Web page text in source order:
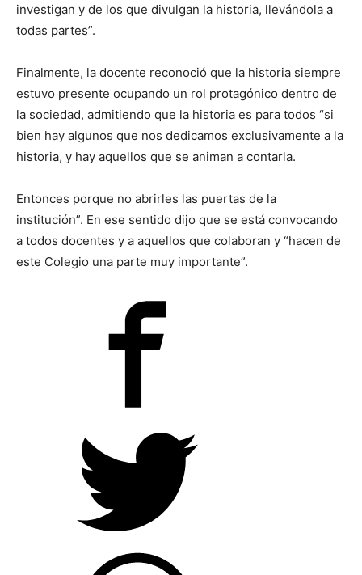
investigan y de los que divulgan la historia, llevándola a
todas partes”.
Finalmente, la docente reconoció que la historia siempre
estuvo presente ocupando un rol protagónico dentro de
la sociedad, admitiendo que la historia es para todos “si
bien hay algunos que nos dedicamos exclusivamente a la
historia, y hay aquellos que se animan a contarla.
Entonces porque no abrirles las puertas de la
institución”. En ese sentido dijo que se está convocando
a todos docentes y a aquellos que colaboran y “hacen de
este Colegio una parte muy importante”.